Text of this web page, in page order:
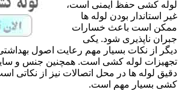
لوله کشی حفظ ایمنی است،
غیر استاندار بودن لوله ها
ممکن است باعث خسارات
جبران ناپذیری شود. یکی
دیگر از نکات بسیار مهم رعایت اصول
تجهیزات لوله کشی است. همچنین جنس و
دقیق لوله ها در محل اتصالات نیز از نکاتی
کشی بسیار مهم است.